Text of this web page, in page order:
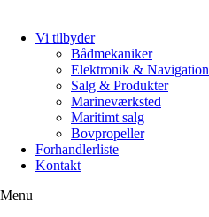
Vi tilbyder
Bådmekaniker
Elektronik & Navigation
Salg & Produkter
Marineværksted
Maritimt salg
Bovpropeller
Forhandlerliste
Kontakt
Menu